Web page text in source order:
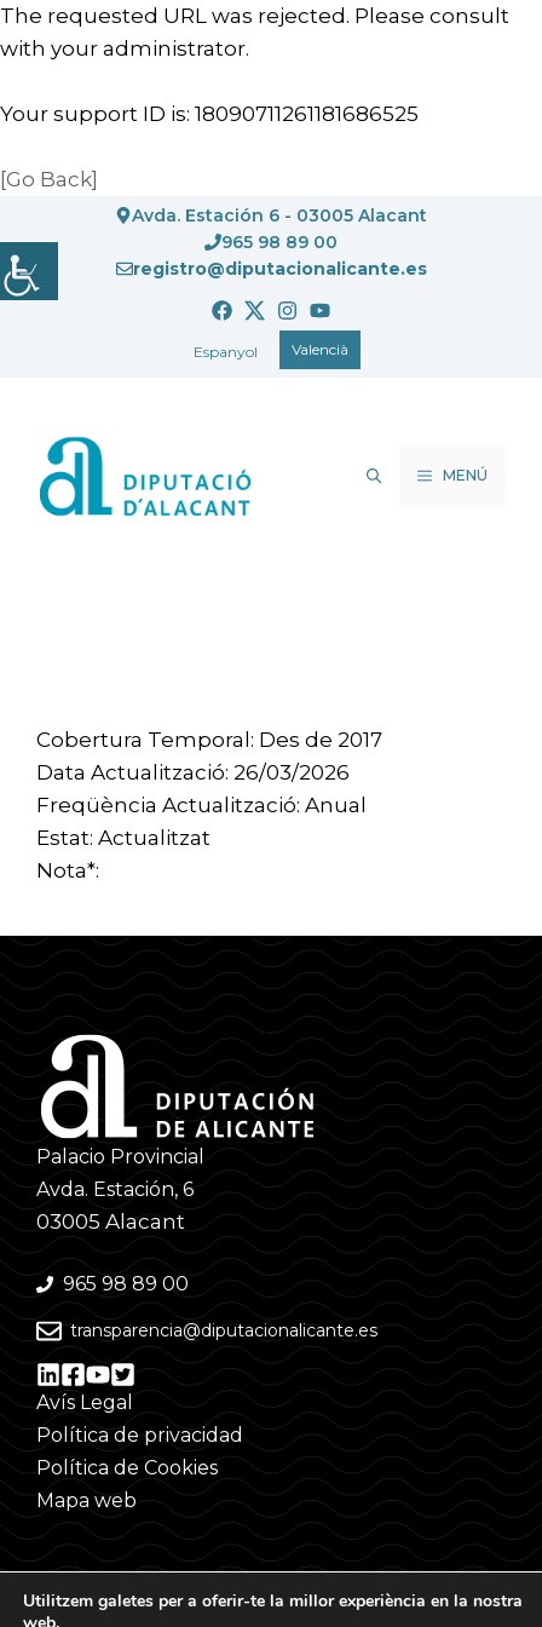
The requested URL was rejected. Please consult
with your administrator.
Your support ID is: 18090711261181686525
[Go Back]
al
contingut
Avda. Estación 6 - 03005 Alacant
965 98 89 00
registro@diputacionalicante.es
Espanyol Valencià
MENÚ
Cobertura Temporal: Des de 2017
Data Actualització: 26/03/2026
Freqüència Actualització: Anual
Estat: Actualitzat
Nota*:
Palacio Provincial
Avda. Estación, 6
03005 Alacant
965 98 89 00
transparencia@diputacionalicante.es
Avís Legal
Política de privacidad
Política de Cookies
Mapa web
Utilitzem galetes per a oferir-te la millor experiència en la nostra